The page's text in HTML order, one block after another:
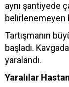
aynı şantiyede
belirlenemeyen
Tartışmanın
başladı.
yaralandı.
Yaralılar